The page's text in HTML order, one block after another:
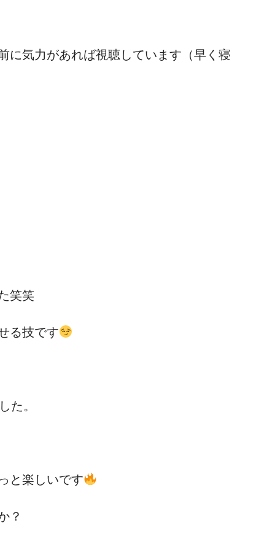
に気力があれば視聴しています（早く寝
笑笑
る技です
た。
と楽しいです
？